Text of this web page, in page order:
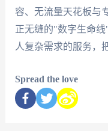
容、无流量天花板与
正无缝的"数字生命
人复杂需求的服务，
Spread the love